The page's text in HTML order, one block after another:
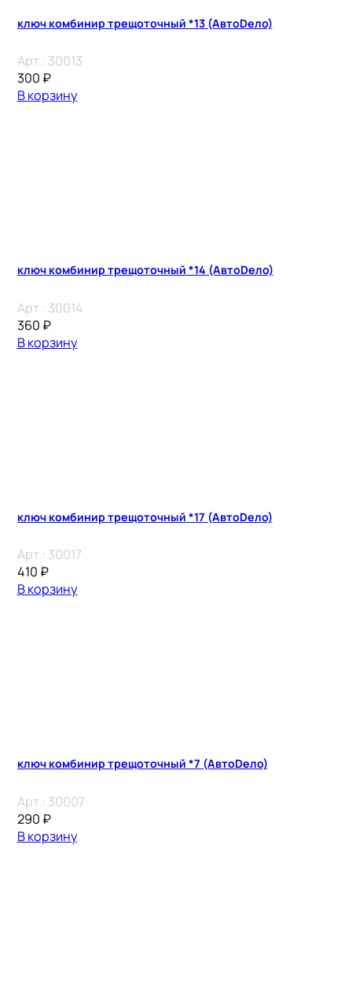
ключ комбинир трещоточный *13 (АвтоDело)
Арт.: 30013
300 ₽
В корзину
ключ комбинир трещоточный *14 (АвтоDело)
Арт.: 30014
360 ₽
В корзину
ключ комбинир трещоточный *17 (АвтоDело)
Арт.: 30017
410 ₽
В корзину
ключ комбинир трещоточный *7 (АвтоDело)
Арт.: 30007
290 ₽
В корзину